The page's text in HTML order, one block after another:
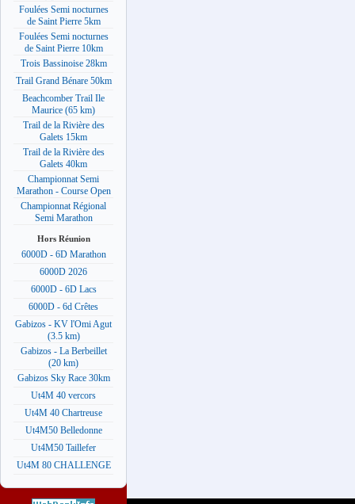
Foulées Semi nocturnes
de Saint Pierre 5km
Foulées Semi nocturnes
de Saint Pierre 10km
Trois Bassinoise 28km
Trail Grand Bénare 50km
Beachcomber Trail Ile
Maurice (65 km)
Trail de la Rivière des
Galets 15km
Trail de la Rivière des
Galets 40km
Championnat Semi
Marathon - Course Open
Championnat Régional
Semi Marathon
Hors Réunion
6000D - 6D Marathon
6000D 2026
6000D - 6D Lacs
6000D - 6d Crêtes
Gabizos - KV l'Omi Agut
(3.5 km)
Gabizos - La Berbeillet
(20 km)
Gabizos Sky Race 30km
Ut4M 40 vercors
Ut4M 40 Chartreuse
Ut4M50 Belledonne
Ut4M50 Taillefer
Ut4M 80 CHALLENGE